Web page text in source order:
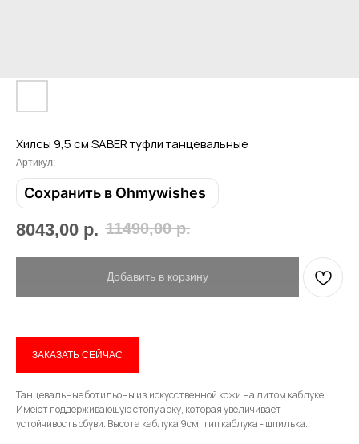
...и узнавай об акциях первой!
Email
Отправить
Хилсы 9,5 см SABER туфли танцевальные
Артикул:
Сохранить в Ohmywishes
8043,00 р. 11490,00 р.
Добавить в корзину
ЗАКАЗАТЬ СЕЙЧАС
Танцевальные ботильоны из искусственной кожи на литом каблуке.
Имеют поддерживающую стопу арку, которая увеличивает
устойчивость обуви. Высота каблука 9см, тип каблука - шпилька.